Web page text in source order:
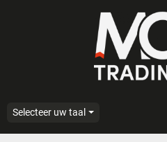
Selecteer uw taal